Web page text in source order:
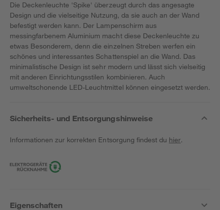
Die Deckenleuchte 'Spike' überzeugt durch das angesagte
Design und die vielseitige Nutzung, da sie auch an der Wand
befestigt werden kann. Der Lampenschirm aus
messingfarbenem Aluminium macht diese Deckenleuchte zu
etwas Besonderem, denn die einzelnen Streben werfen ein
schönes und interessantes Schattenspiel an die Wand. Das
minimalistische Design ist sehr modern und lässt sich vielseitig
mit anderen Einrichtungsstilen kombinieren. Auch
umweltschonende LED-Leuchtmittel können eingesetzt werden.
Sicherheits- und Entsorgungshinweise
Informationen zur korrekten Entsorgung findest du hier.
Eigenschaften